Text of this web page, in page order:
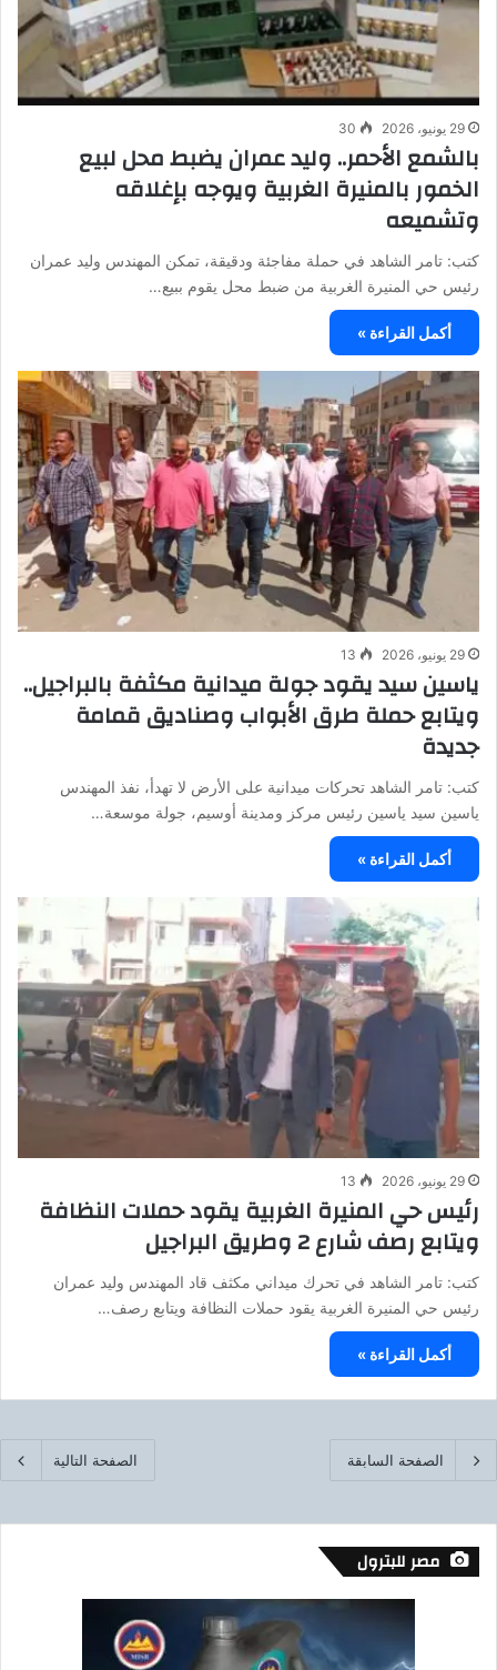
29 يونيو، 2026 30
بالشمع الأحمر.. وليد عمران يضبط محل لبيع
الخمور بالمنيرة الغربية ويوجه بإغلاقه
وتشميعه
كتب: تامر الشاهد في حملة مفاجئة ودقيقة، تمكن المهندس وليد عمران
رئيس حي المنيرة الغربية من ضبط محل يقوم ببيع…
أكمل القراءة »
29 يونيو، 2026 13
ياسين سيد يقود جولة ميدانية مكثفة بالبراجيل..
ويتابع حملة طرق الأبواب وصناديق قمامة
جديدة
كتب: تامر الشاهد تحركات ميدانية على الأرض لا تهدأ، نفذ المهندس
ياسين سيد ياسين رئيس مركز ومدينة أوسيم، جولة موسعة…
أكمل القراءة »
29 يونيو، 2026 13
رئيس حي المنيرة الغربية يقود حملات النظافة
ويتابع رصف شارع 2 وطريق البراجيل
كتب: تامر الشاهد في تحرك ميداني مكثف قاد المهندس وليد عمران
رئيس حي المنيرة الغربية يقود حملات النظافة ويتابع رصف…
أكمل القراءة »
الصفحة السابقة الصفحة التالية
مصر للبترول